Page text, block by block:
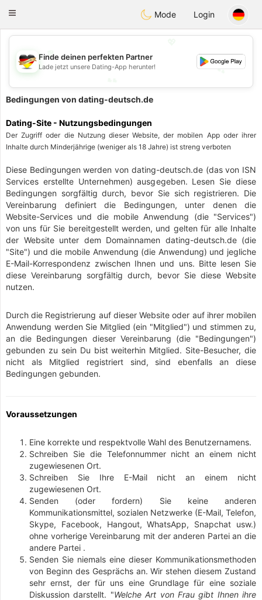
DeutschDating
Toggle
Mode Login
💕
💕
Finde deinen perfekten Partner
Lade jetzt unsere Dating-App herunter!
Bedingungen von dating-deutsch.de
Dating-Site - Nutzungsbedingungen
Der Zugriff oder die Nutzung dieser Website, der mobilen App oder ihrer
Inhalte durch Minderjährige (weniger als 18 Jahre) ist streng verboten
Diese Bedingungen werden von dating-deutsch.de (das von ISN
Services erstellte Unternehmen) ausgegeben. Lesen Sie diese
Bedingungen sorgfältig durch, bevor Sie sich registrieren. Die
Vereinbarung definiert die Bedingungen, unter denen die
Website-Services und die mobile Anwendung (die "Services")
von uns für Sie bereitgestellt werden, und gelten für alle Inhalte
der Website unter dem Domainnamen dating-deutsch.de (die
"Site") und die mobile Anwendung (die Anwendung) und jegliche
E-Mail-Korrespondenz zwischen Ihnen und uns. Bitte lesen Sie
diese Vereinbarung sorgfältig durch, bevor Sie diese Website
nutzen.
Durch die Registrierung auf dieser Website oder auf ihrer mobilen
Anwendung werden Sie Mitglied (ein "Mitglied") und stimmen zu,
an die Bedingungen dieser Vereinbarung (die "Bedingungen")
gebunden zu sein Du bist weiterhin Mitglied. Site-Besucher, die
nicht als Mitglied registriert sind, sind ebenfalls an diese
Bedingungen gebunden.
Voraussetzungen
Eine korrekte und respektvolle Wahl des Benutzernamens.
Schreiben Sie die Telefonnummer nicht an einem nicht
zugewiesenen Ort.
Schreiben Sie Ihre E-Mail nicht an einem nicht
zugewiesenen Ort.
Senden (oder fordern) Sie keine anderen
Kommunikationsmittel, sozialen Netzwerke (E-Mail, Telefon,
Skype, Facebook, Hangout, WhatsApp, Snapchat usw.)
ohne vorherige Vereinbarung mit der anderen Partei an die
andere Partei .
Senden Sie niemals eine dieser Kommunikationsmethoden
von Beginn des Gesprächs an. Wir stehen diesem Zustand
sehr ernst, der für uns eine Grundlage für eine soziale
Diskussion darstellt. "Welche Art von Frau gibt Ihnen ihre